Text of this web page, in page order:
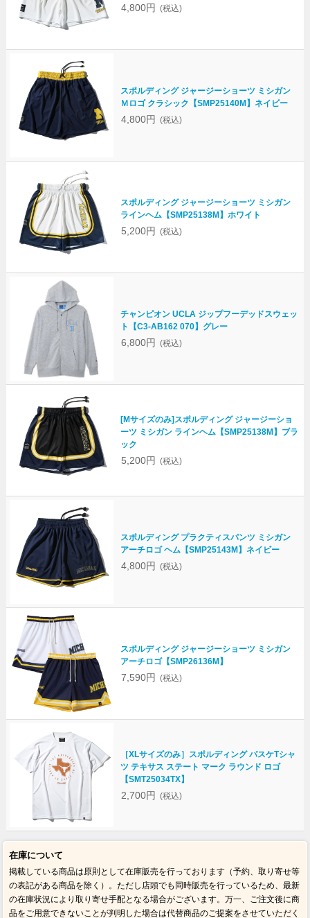
4,800円 (税込)
スポルディング ジャージーショーツ ミシガン
Ｍロゴ クラシック【SMP25140M】ネイビー
4,800円 (税込)
スポルディング ジャージーショーツ ミシガン
ラインヘム【SMP25138M】ホワイト
5,200円 (税込)
チャンピオン UCLA ジップフーデッドスウェッ
ト【C3-AB162 070】グレー
6,800円 (税込)
[Mサイズのみ]スポルディング ジャージーショ
ーツ ミシガン ラインヘム【SMP25138M】ブラ
ック
5,200円 (税込)
スポルディング プラクティスパンツ ミシガン
アーチロゴ ヘム【SMP25143M】ネイビー
4,800円 (税込)
スポルディング ジャージーショーツ ミシガン
アーチロゴ【SMP26136M】
7,590円 (税込)
［XLサイズのみ］スポルディング バスケTシャ
ツ テキサス ステート マーク ラウンド ロゴ
【SMT25034TX】
2,700円 (税込)
在庫について
掲載している商品は原則として在庫販売を行っております（予約、取り寄せ等
の表記がある商品を除く）。ただし店頭でも同時販売を行っているため、最新
の在庫状況により取り寄せ手配となる場合がございます。万一、ご注文後に商
品をご用意できないことが判明した場合は代替商品のご提案をさせていただく